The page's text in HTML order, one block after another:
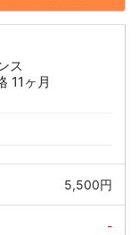
ス
11ヶ月
5,500円
-